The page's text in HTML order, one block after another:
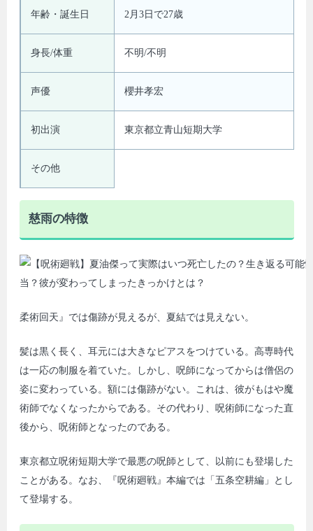
年齢・誕生日 2月3日で27歳
身長/体重 不明/不明
声優 櫻井孝宏
初出演 東京都立青山短期大学
その他
慈雨の特徴
柔術回天』では傷跡が見えるが、夏結では見えない。
髪は黒く長く、耳元には大きなピアスをつけている。高専時代
は一応の制服を着ていた。しかし、呪師になってからは僧侶の
姿に変わっている。額には傷跡がない。これは、彼がもはや魔
術師でなくなったからである。その代わり、呪術師になった直
後から、呪術師となったのである。
東京都立呪術短期大学で最悪の呪師として、以前にも登場した
ことがある。なお、『呪術廻戦』本編では「五条空耕編」とし
て登場する。